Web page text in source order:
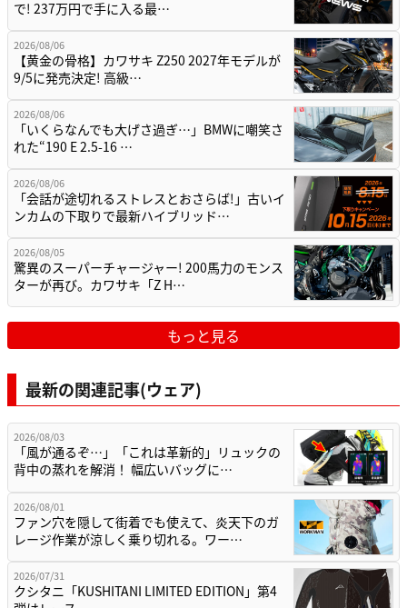
で! 237万円で手に入る最…
2026/08/06
【黄金の骨格】カワサキ Z250 2027年モデルが
9/5に発売決定! 高級…
2026/08/06
「いくらなんでも大げさ過ぎ…」BMWに嘲笑さ
れた“190 E 2.5-16 …
2026/08/06
「会話が途切れるストレスとおさらば!」古いイ
ンカムの下取りで最新ハイブリッド…
2026/08/05
驚異のスーパーチャージャー! 200馬力のモンス
ターが再び。カワサキ「Z H…
もっと見る
最新の関連記事(ウェア)
2026/08/03
「風が通るぞ…」「これは革新的」リュックの
背中の蒸れを解消！ 幅広いバッグに…
2026/08/01
ファン穴を隠して街着でも使えて、炎天下のガ
レージ作業が涼しく乗り切れる。ワー…
2026/07/31
クシタニ「KUSHITANI LIMITED EDITION」第4